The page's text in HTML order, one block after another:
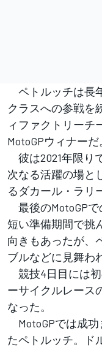
ペトルッチは長
クラスへの参戦を
ィファクトリーチ
MotoGPウィナーだ
彼は2021年限り
次なる活躍の場と
るダカール・ラリ
最後のMotoGPで
短い準備期間で挑
向きもあったが、
ブルなどに見舞わ
競技4日目には
ーサイクルレース
なった。
MotoGPでは成功
たペトルッチ。ド